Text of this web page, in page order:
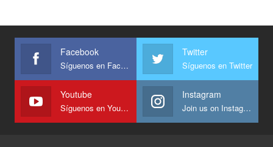
Facebook
Síguenos en Facebook
Twitter
Síguenos en Twitter
Youtube
Síguenos en Youtube
Instagram
Join us on Instagram